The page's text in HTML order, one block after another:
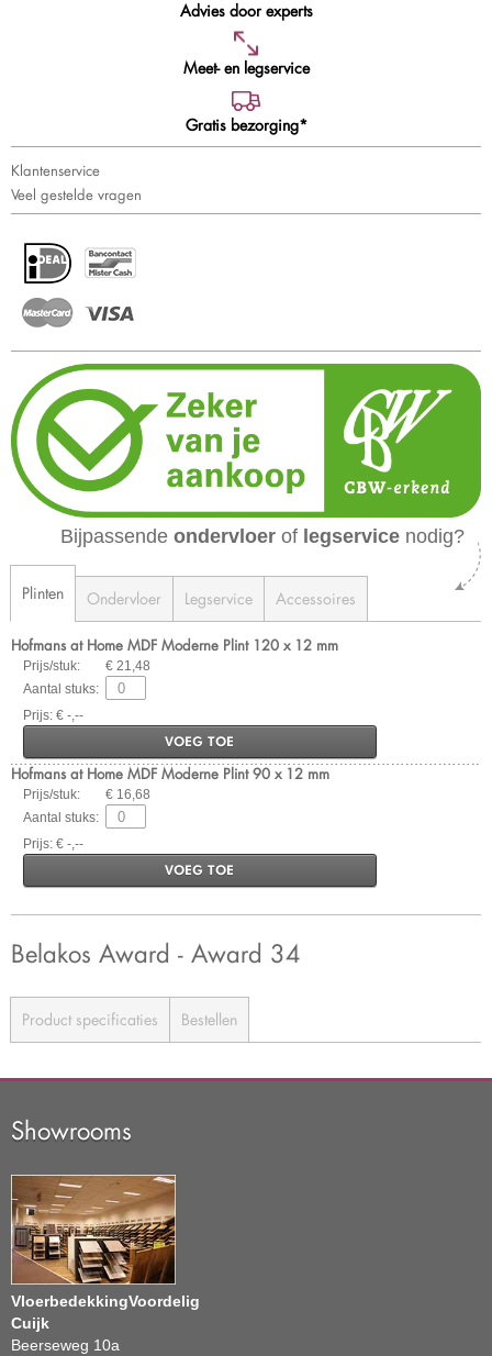
Advies door experts
Meet- en legservice
Gratis bezorging*
Klantenservice
Veel gestelde vragen
Bijpassende ondervloer of legservice nodig?
Plinten Ondervloer Legservice Accessoires
Hofmans at Home MDF Moderne Plint 120 x 12 mm
Prijs/stuk:
€ 21,48
Aantal stuks:
Prijs: € -,--
VOEG TOE
Hofmans at Home MDF Moderne Plint 90 x 12 mm
Prijs/stuk:
€ 16,68
Aantal stuks:
Prijs: € -,--
VOEG TOE
Belakos Award - Award 34
Product specificaties Bestellen
Showrooms
VloerbedekkingVoordelig
Cuijk
Beerseweg 10a